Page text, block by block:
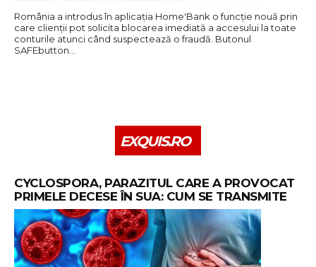
România a introdus în aplicația Home'Bank o funcție nouă prin
care clienții pot solicita blocarea imediată a accesului la toate
conturile atunci când suspectează o fraudă. Butonul
SAFEbutton…
EXQUIS.RO
CYCLOSPORA, PARAZITUL CARE A PROVOCAT
PRIMELE DECESE ÎN SUA: CUM SE TRANSMITE